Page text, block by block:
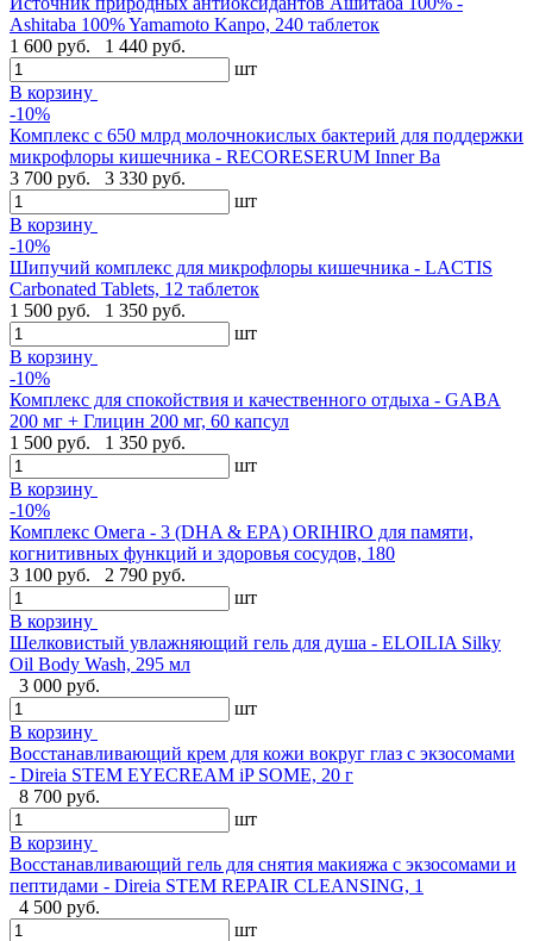
Ashitaba 100% Yamamoto Kanpo, 240 таблеток
1 600 руб.
1 440 руб.
шт
В корзину
-10%
Комплекс с 650 млрд молочнокислых бактерий для поддержки
микрофлоры кишечника - RECORESERUM Inner Ba
3 700 руб.
3 330 руб.
шт
В корзину
-10%
Шипучий комплекс для микрофлоры кишечника - LACTIS
Carbonated Tablets, 12 таблеток
1 500 руб.
1 350 руб.
шт
В корзину
-10%
Комплекс для спокойствия и качественного отдыха - GABA
200 мг + Глицин 200 мг, 60 капсул
1 500 руб.
1 350 руб.
шт
В корзину
-10%
Комплекс Омега - 3 (DHA & EPA) ORIHIRO для памяти,
когнитивных функций и здоровья сосудов, 180
3 100 руб.
2 790 руб.
шт
В корзину
Шелковистый увлажняющий гель для душа - ELOILIA Silky
Oil Body Wash, 295 мл
3 000 руб.
шт
В корзину
Восстанавливающий крем для кожи вокруг глаз с экзосомами
- Direia STEM EYECREAM iP SOME, 20 г
8 700 руб.
шт
В корзину
Восстанавливающий гель для снятия макияжа с экзосомами и
пептидами - Direia STEM REPAIR CLEANSING, 1
4 500 руб.
шт